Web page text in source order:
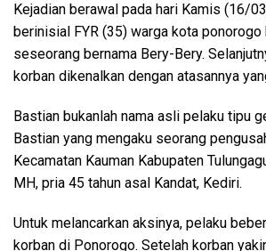
Kejadian berawal pada hari Kamis (16/
berinisial FYR (35) warga kota ponorogo
seseorang bernama Bery-Bery.
korban dikenalkan dengan atasannya
Bastian bukanlah nama asli pelaku tipu
Bastian yang mengaku seorang
Kecamatan Kauman Kabupaten
MH, pria 45 tahun asal Kandat, Kediri.
Untuk melancarkan aksinya, pelaku
korban di Ponorogo. Setelah korban